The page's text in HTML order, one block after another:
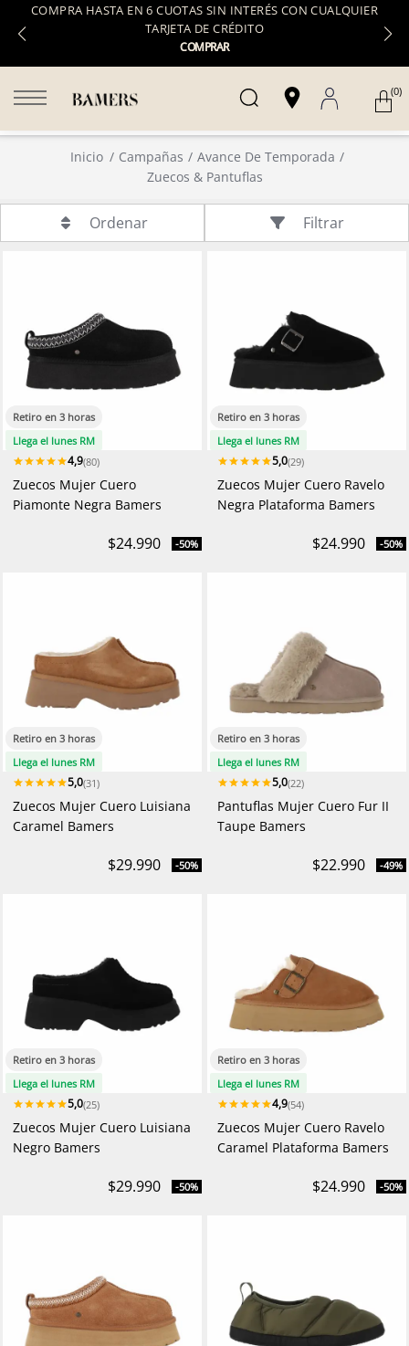
COMPRA HASTA EN 6 CUOTAS SIN INTERÉS CON CUALQUIER
TARJETA DE CRÉDITO
COMPRAR
(0)
Inicio Campañas
Avance De Temporada
Zuecos & Pantuflas
Ordenar Filtrar
Retiro en 3 horas
Llega el lunes RM
4,9(80)
Zuecos Mujer Cuero
Piamonte Negra Bamers
$24.990 -50%
Retiro en 3 horas
Llega el lunes RM
5,0(29)
Zuecos Mujer Cuero Ravelo
Negra Plataforma Bamers
$24.990 -50%
Retiro en 3 horas
Llega el lunes RM
5,0(31)
Zuecos Mujer Cuero Luisiana
Caramel Bamers
$29.990 -50%
Retiro en 3 horas
Llega el lunes RM
5,0(22)
Pantuflas Mujer Cuero Fur II
Taupe Bamers
$22.990 -49%
Retiro en 3 horas
Llega el lunes RM
5,0(25)
Zuecos Mujer Cuero Luisiana
Negro Bamers
$29.990 -50%
Retiro en 3 horas
Llega el lunes RM
4,9(54)
Zuecos Mujer Cuero Ravelo
Caramel Plataforma Bamers
$24.990 -50%